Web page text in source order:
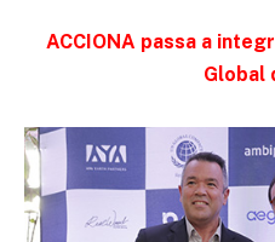
ACCIONA passa a
Global